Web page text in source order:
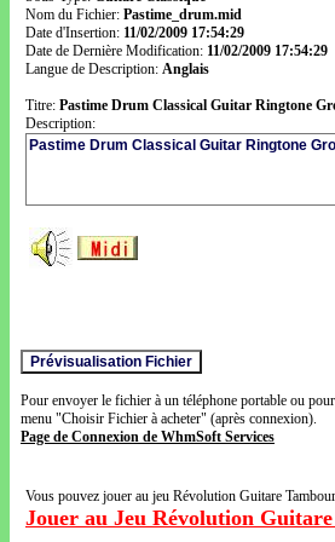
Nom du Fichier: Pastime_drum.mid
Date d'Insertion: 11/02/2009 17:54:29
Date de Dernière Modification: 11/02/2009 17:54:29
Langue de Description: Anglais
Titre: Pastime Drum Classical Guitar Ringtone
Description:
Pour envoyer le fichier à un téléphone portable ou
menu "Choisir Fichier à acheter" (après connexion).
Page de Connexion de WhmSoft Services
Vous pouvez jouer au jeu Révolution Guitare
Jouer au Jeu Révolution